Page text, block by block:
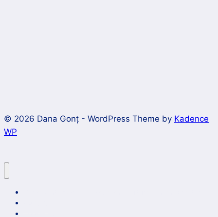
© 2026 Dana Gonț - WordPress Theme by Kadence
WP